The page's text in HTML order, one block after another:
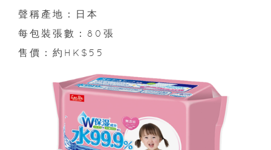
聲稱產地：日本
每包裝張數：80張
售價：約HK$55